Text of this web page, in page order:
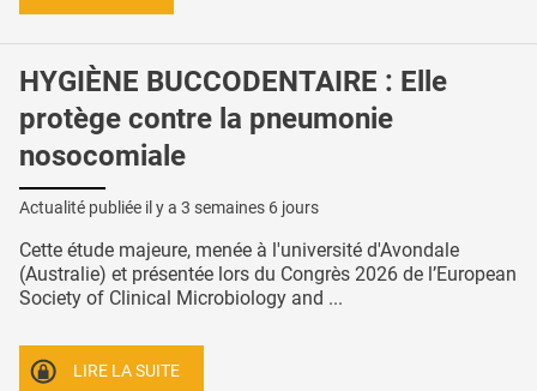
HYGIÈNE BUCCODENTAIRE : Elle
protège contre la pneumonie
nosocomiale
Actualité publiée il y a 3 semaines 6 jours
Cette étude majeure, menée à l'université d'Avondale
(Australie) et présentée lors du Congrès 2026 de l’European
Society of Clinical Microbiology and ...
LIRE LA SUITE